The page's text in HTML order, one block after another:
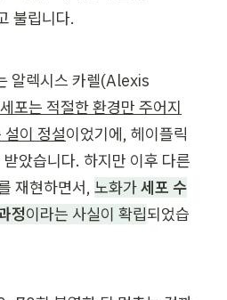
불립니다.
알렉시스 카렐(Alexis
포는 적절한 환경만 주어지
이 정설이었기에, 헤이플릭
았습니다. 하지만 이후 다른
재현하면서, 노화가 세포 수
정이라는 사실이 확립되었습